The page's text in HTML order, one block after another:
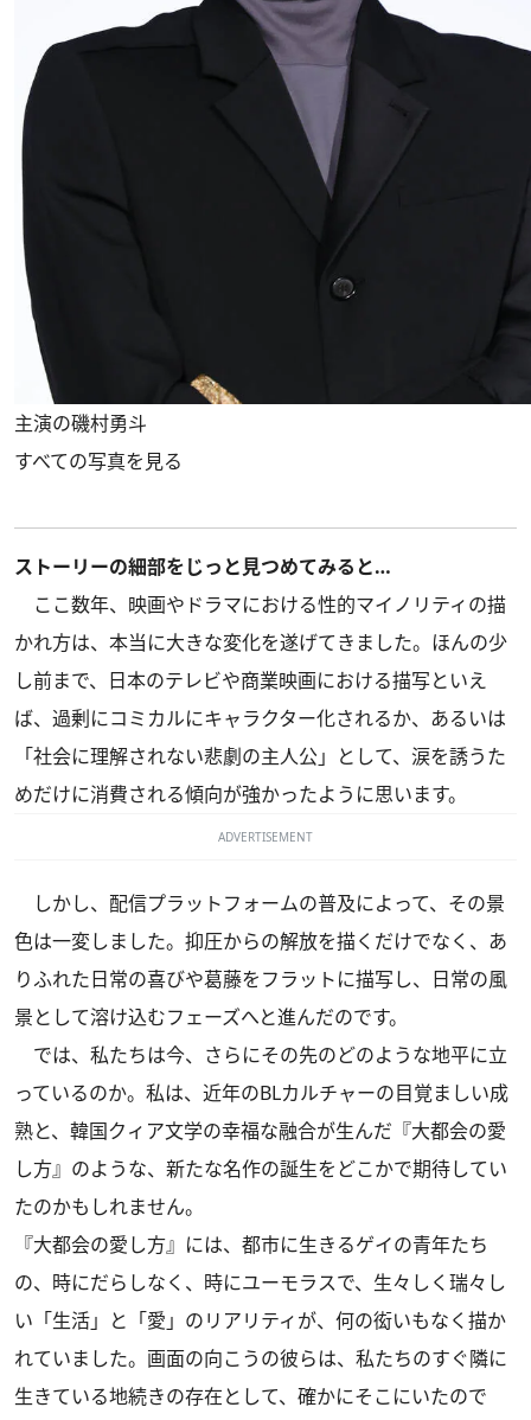
主演の磯村勇斗
すべての写真を見る
ストーリーの細部をじっと見つめてみると…
ここ数年、映画やドラマにおける性的マイノリティの描
かれ方は、本当に大きな変化を遂げてきました。ほんの少
し前まで、日本のテレビや商業映画における描写といえ
ば、過剰にコミカルにキャラクター化されるか、あるいは
「社会に理解されない悲劇の主人公」として、涙を誘うた
めだけに消費される傾向が強かったように思います。
ADVERTISEMENT
しかし、配信プラットフォームの普及によって、その景
色は一変しました。抑圧からの解放を描くだけでなく、あ
りふれた日常の喜びや葛藤をフラットに描写し、日常の風
景として溶け込むフェーズへと進んだのです。
では、私たちは今、さらにその先のどのような地平に立
っているのか。私は、近年のBLカルチャーの目覚ましい成
熟と、韓国クィア文学の幸福な融合が生んだ『大都会の愛
し方』のような、新たな名作の誕生をどこかで期待してい
たのかもしれません。
『大都会の愛し方』には、都市に生きるゲイの青年たち
の、時にだらしなく、時にユーモラスで、生々しく瑞々し
い「生活」と「愛」のリアリティが、何の衒いもなく描か
れていました。画面の向こうの彼らは、私たちのすぐ隣に
生きている地続きの存在として、確かにそこにいたので